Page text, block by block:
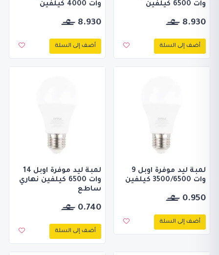
وات 6500 كيلفين
8.930
أضف إلى السلة
وات 4000 كيلفين
8.930
أضف إلى السلة
لمبة ليد موفرة اوبل 9
وات 3500/6500 كيلفين
0.950
أضف إلى السلة
لمبة ليد موفرة اوبل 14
وات 6500 كيلفين نهاري
ساطع
0.740
أضف إلى السلة